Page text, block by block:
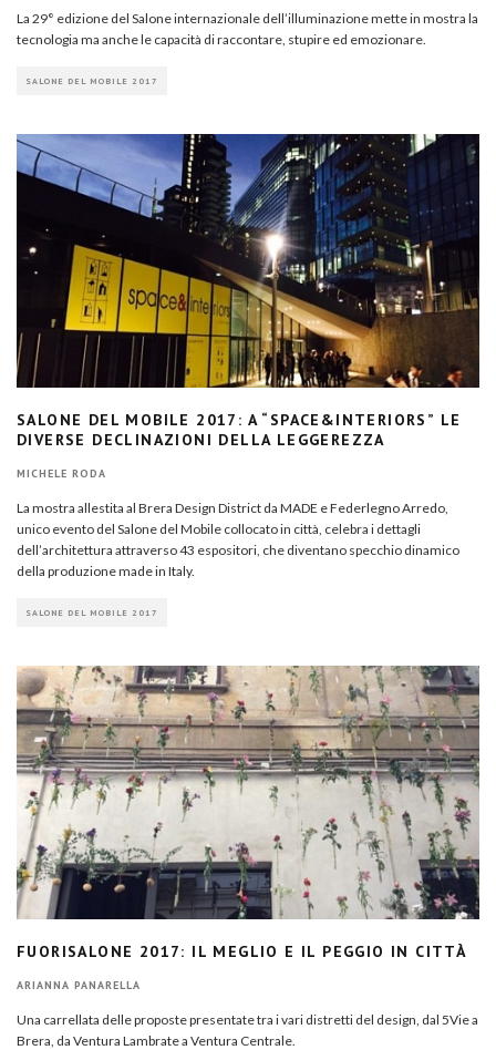
La 29° edizione del Salone internazionale dell’illuminazione mette in mostra la
tecnologia ma anche le capacità di raccontare, stupire ed emozionare.
SALONE DEL MOBILE 2017
SALONE DEL MOBILE 2017: A “SPACE&INTERIORS” LE
DIVERSE DECLINAZIONI DELLA LEGGEREZZA
MICHELE RODA
La mostra allestita al Brera Design District da MADE e Federlegno Arredo,
unico evento del Salone del Mobile collocato in città, celebra i dettagli
dell’architettura attraverso 43 espositori, che diventano specchio dinamico
della produzione made in Italy.
SALONE DEL MOBILE 2017
FUORISALONE 2017: IL MEGLIO E IL PEGGIO IN CITTÀ
ARIANNA PANARELLA
Una carrellata delle proposte presentate tra i vari distretti del design, dal 5Vie a
Brera, da Ventura Lambrate a Ventura Centrale.